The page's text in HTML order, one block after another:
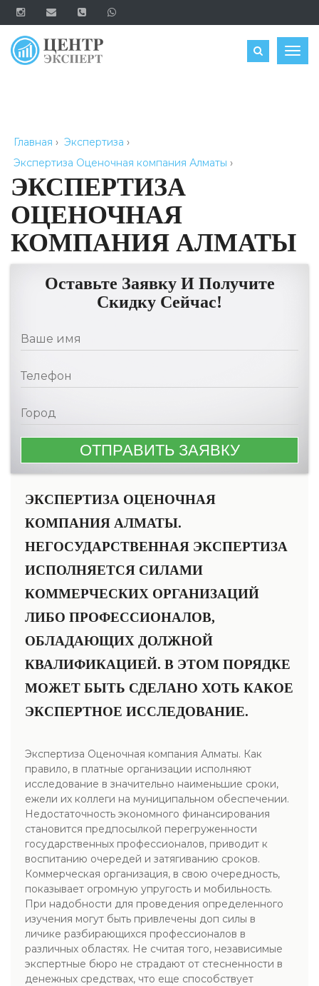
ОЦЕНИТЬ
Главная › Экспертиза ›
Экспертиза Оценочная компания Алматы ›
ЭКСПЕРТИЗА
ОЦЕНОЧНАЯ
КОМПАНИЯ АЛМАТЫ
Оставьте Заявку И Получите
Скидку Сейчас!
ЭКСПЕРТИЗА ОЦЕНОЧНАЯ
КОМПАНИЯ АЛМАТЫ.
НЕГОСУДАРСТВЕННАЯ ЭКСПЕРТИЗА
ИСПОЛНЯЕТСЯ СИЛАМИ
КОММЕРЧЕСКИХ ОРГАНИЗАЦИЙ
ЛИБО ПРОФЕССИОНАЛОВ,
ОБЛАДАЮЩИХ ДОЛЖНОЙ
КВАЛИФИКАЦИЕЙ. В ЭТОМ ПОРЯДКЕ
МОЖЕТ БЫТЬ СДЕЛАНО ХОТЬ КАКОЕ
ЭКСПЕРТНОЕ ИССЛЕДОВАНИЕ.
Экспертиза Оценочная компания Алматы. Как
правило, в платные организации исполняют
исследование в значительно наименьшие сроки,
ежели их коллеги на муниципальном обеспечении.
Недостаточность экономного финансирования
становится предпосылкой перегруженности
государственных профессионалов, приводит к
воспитанию очередей и затягиванию сроков.
Коммерческая организация, в свою очередность,
показывает огромную упругость и мобильность.
При надобности для проведения определенного
изучения могут быть привлечены доп силы в
личике разбирающихся профессионалов в
различных областях. Не считая того, независимые
экспертные бюро не страдают от стесненности в
денежных средствах, что еще способствует